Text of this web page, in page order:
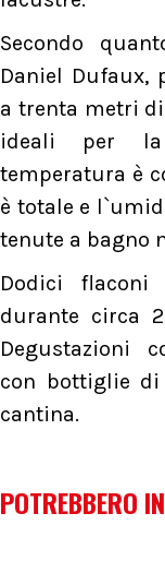
Secondo
Daniel Dufaux,
a trenta metri
ideali per la
temperatura è
è totale e
tenute a bagno
Dodici flaconi
durante circa
Degustazioni
con bottiglie di
cantina.
POTREBBERO